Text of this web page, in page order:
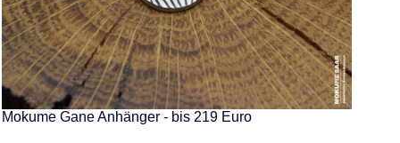
Mokume Gane Anhänger - bis 219 Euro